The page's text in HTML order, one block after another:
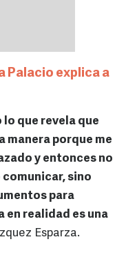
Palacio explica a
que revela que
manera porque me
y entonces no
sino
para
en realidad es una
Esparza.